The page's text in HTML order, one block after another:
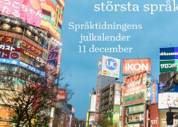
Bokrecensioner
Kviss
Podden
Anmäl till språkpolisen
Föreslå nyord